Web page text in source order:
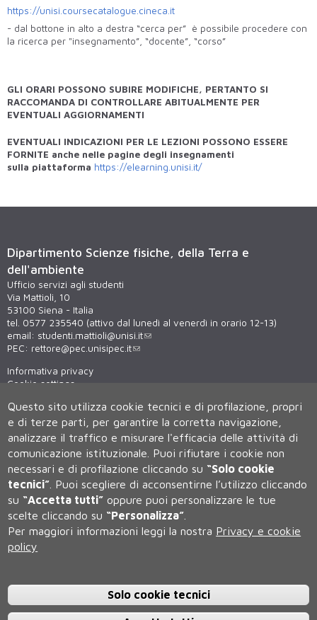
https://unisi.coursecatalogue.cineca.it
- dal bottone in alto a destra “cerca per” è possibile procedere con
la ricerca per "insegnamento”, “docente”, “corso”
GLI ORARI POSSONO SUBIRE MODIFICHE, PERTANTO SI
RACCOMANDA DI CONTROLLARE ABITUALMENTE PER
EVENTUALI AGGIORNAMENTI
EVENTUALI INDICAZIONI PER LE LEZIONI POSSONO ESSERE
FORNITE anche nelle pagine degli insegnamenti
sulla piattaforma https://elearning.unisi.it/
Dipartimento Scienze fisiche, della Terra e
dell'ambiente
Ufficio servizi agli studenti
Via Mattioli, 10
53100 Siena - Italia
tel. 0577 235540 (attivo dal lunedì al venerdì in orario 12-13)
email: studenti.mattioli@unisi.it
PEC: rettore@pec.unisipec.it
Informativa privacy
Cookie settings
Virtual tour
WiFi - unisiWireless
Università degli Studi di Siena
Rettorato, via Banchi di Sotto 55, 53100 Siena ITALIA
P.IVA 00273530527 | C.F. 80002070524 | Caselle Pec:
0577 235555 (dal lunedì al venerdì dalle 9.30 alle 10.30)
Questo sito utilizza cookie tecnici e di profilazione, propri
e di terze parti, per garantire la corretta navigazione,
analizzare il traffico e misurare l'efficacia delle attività di
comunicazione istituzionale. Puoi rifiutare i cookie non
necessari e di profilazione cliccando su “Solo cookie
tecnici” Puoi scegliere di acconsentirne l’utilizzo cliccando
su “Accetta tutti” oppure puoi personalizzare le tue
scelte cliccando su “Personalizza”
Per maggiori informazioni leggi la nostra Privacy e cookie
policy
Solo cookie tecnici